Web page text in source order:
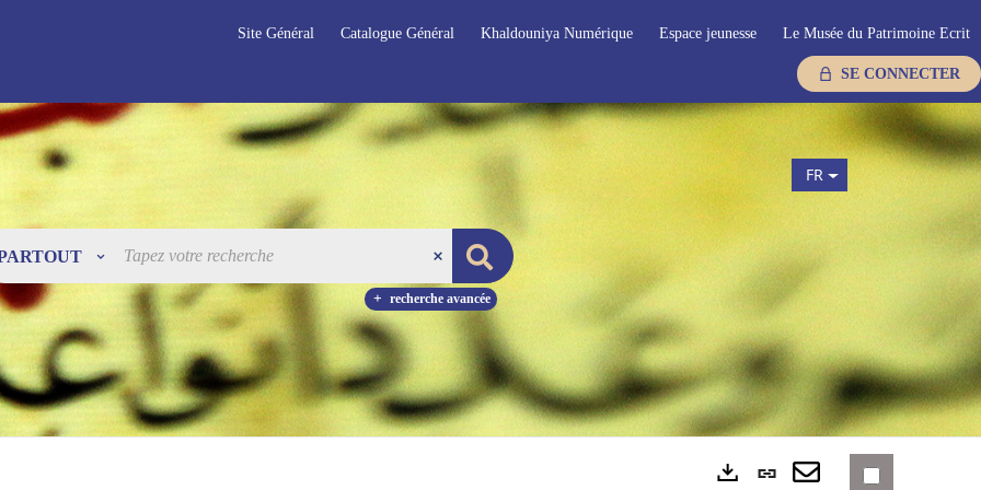
Site Général Catalogue Général Khaldouniya Numérique Espace jeunesse Le Musée du Patrimoine Ecrit
SE CONNECTER
recherche avancée
FR
Lien